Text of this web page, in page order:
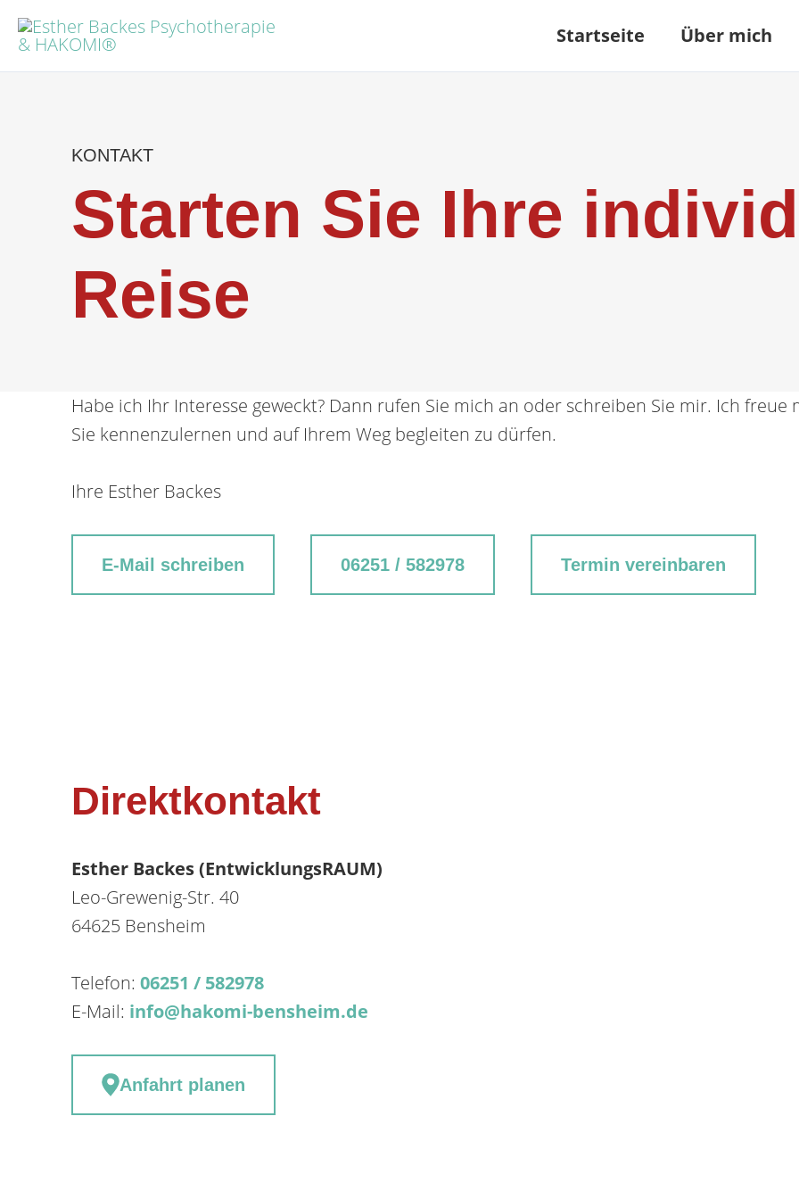
Zum
Inhalt
springen
Startseite Über mich
KONTAKT
Starten Sie Ihre
Reise
Habe ich Ihr Interesse geweckt? Dann rufen Sie mich an oder schreiben Sie mir. Ich freue
Sie kennenzulernen und auf Ihrem Weg begleiten zu dürfen.
Ihre Esther Backes
E-Mail schreiben 06251 / 582978 Termin vereinbaren
Direktkontakt
Esther Backes (EntwicklungsRAUM)
Leo-Grewenig-Str. 40
64625 Bensheim
Telefon: 06251 / 582978
E-Mail: info@hakomi-bensheim.de
Anfahrt planen